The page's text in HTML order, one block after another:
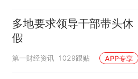
多地要求领导干部带头休
假
第一财经资讯 1029跟贴 APP专享